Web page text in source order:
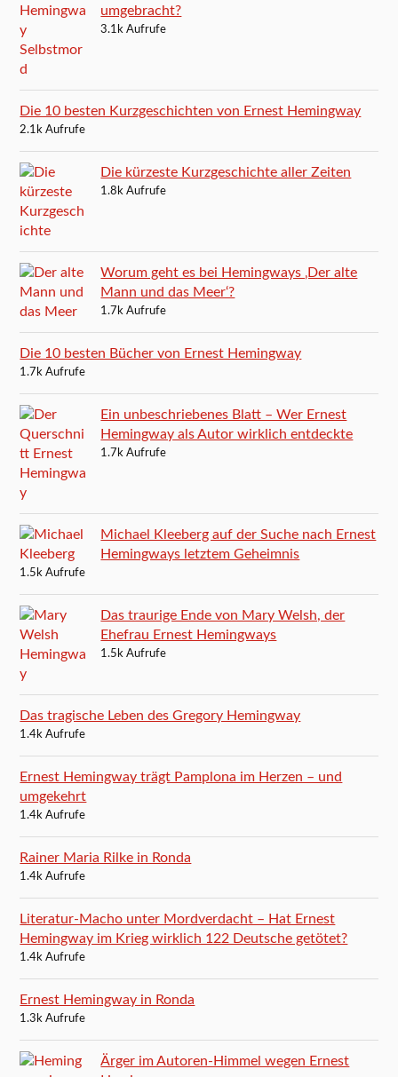
umgebracht?
3.1k Aufrufe
Die 10 besten Kurzgeschichten von Ernest Hemingway
2.1k Aufrufe
Die kürzeste Kurzgeschichte aller Zeiten
1.8k Aufrufe
Worum geht es bei Hemingways ‚Der alte
Mann und das Meer‘?
1.7k Aufrufe
Die 10 besten Bücher von Ernest Hemingway
1.7k Aufrufe
Ein unbeschriebenes Blatt – Wer Ernest
Hemingway als Autor wirklich entdeckte
1.7k Aufrufe
Michael Kleeberg auf der Suche nach Ernest
Hemingways letztem Geheimnis
1.5k Aufrufe
Das traurige Ende von Mary Welsh, der
Ehefrau Ernest Hemingways
1.5k Aufrufe
Das tragische Leben des Gregory Hemingway
1.4k Aufrufe
Ernest Hemingway trägt Pamplona im Herzen – und
umgekehrt
1.4k Aufrufe
Rainer Maria Rilke in Ronda
1.4k Aufrufe
Literatur-Macho unter Mordverdacht – Hat Ernest
Hemingway im Krieg wirklich 122 Deutsche getötet?
1.4k Aufrufe
Ernest Hemingway in Ronda
1.3k Aufrufe
Ärger im Autoren-Himmel wegen Ernest